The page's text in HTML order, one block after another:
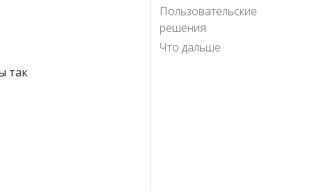
Пользовательские
решения
Что дальше
так